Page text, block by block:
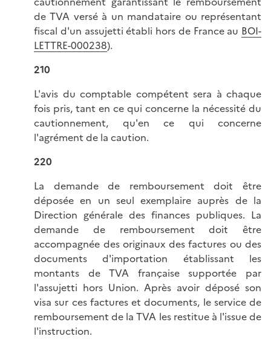
de TVA versé à un mandataire ou représentant
fiscal d'un assujetti établi hors de France au BOI-
LETTRE-000238).
210
L'avis du comptable compétent sera à chaque
fois pris, tant en ce qui concerne la nécessité du
cautionnement, qu'en ce qui concerne
l'agrément de la caution.
220
La demande de remboursement doit être
déposée en un seul exemplaire auprès de la
Direction générale des finances publiques. La
demande de remboursement doit être
accompagnée des originaux des factures ou des
documents d'importation établissant les
montants de TVA française supportée par
l'assujetti hors Union. Après avoir déposé son
visa sur ces factures et documents, le service de
remboursement de la TVA les restitue à l'issue de
l'instruction.